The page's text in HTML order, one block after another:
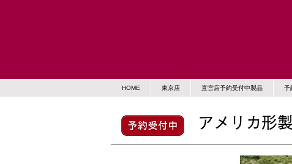
HOME 東京店 直営店予約受付中製品 予
アメリカ形